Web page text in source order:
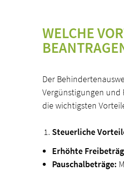
WELCHE
Der
Vergünstigungen und
die wichtigsten
Steuerliche
Erhöhte
Pauschalbeträge: